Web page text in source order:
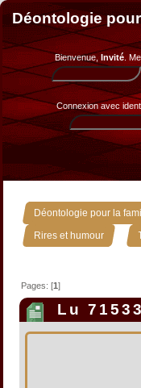
Déontologie
Bienvenue, Invité.
Connexion avec
Déontologie pour la
Rires et humour »
Pages: [1]
Lu